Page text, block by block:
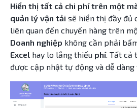
Hiển thị tất cả chi phí trên một
quản lý vận tải sẽ hiển thị đầy đủ
liên quan đến chuyến hàng trên
Doanh nghiệp không cần phải
Excel hay lo lắng thiếu phí. Tất cả
được cập nhật tự động và dễ dàng